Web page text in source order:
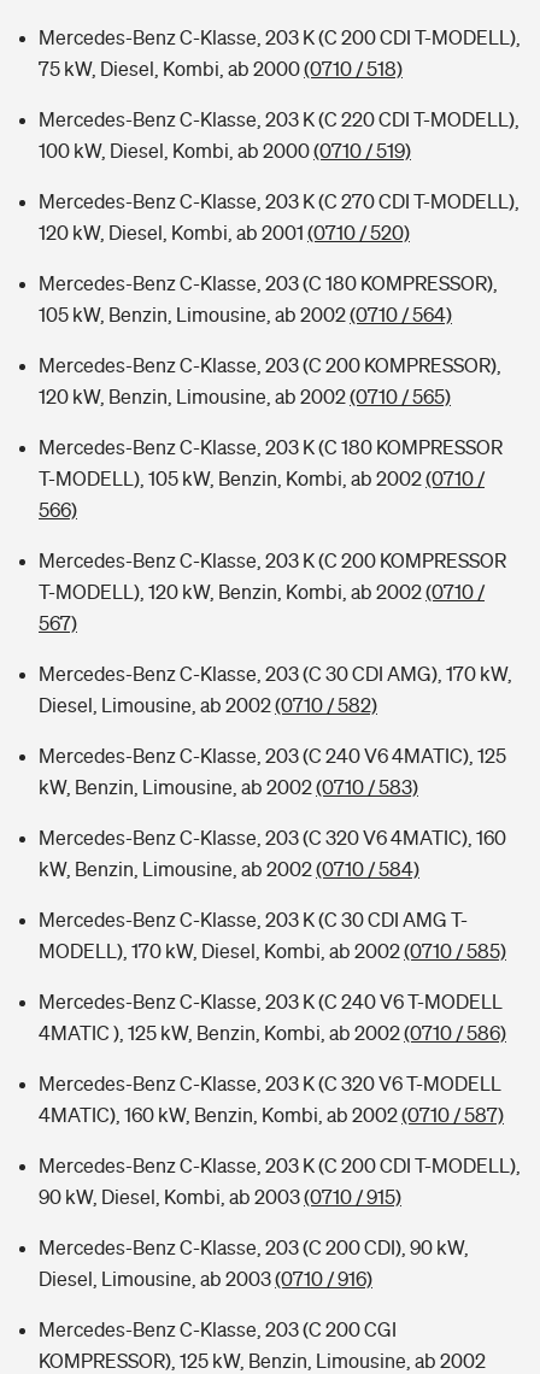
Mercedes-Benz C-Klasse, 203 K (C 200 CDI T-MODELL),
75 kW, Diesel, Kombi, ab 2000(0710 / 518)
Mercedes-Benz C-Klasse, 203 K (C 220 CDI T-MODELL),
100 kW, Diesel, Kombi, ab 2000(0710 / 519)
Mercedes-Benz C-Klasse, 203 K (C 270 CDI T-MODELL),
120 kW, Diesel, Kombi, ab 2001 (0710 / 520)
Mercedes-Benz C-Klasse, 203 (C 180 KOMPRESSOR),
105 kW, Benzin, Limousine, ab 2002(0710 / 564)
Mercedes-Benz C-Klasse, 203 (C 200 KOMPRESSOR),
120 kW, Benzin, Limousine, ab 2002(0710 / 565)
Mercedes-Benz C-Klasse, 203 K (C 180 KOMPRESSOR
T-MODELL), 105 kW, Benzin, Kombi, ab 2002(0710 /
566)
Mercedes-Benz C-Klasse, 203 K (C 200 KOMPRESSOR
T-MODELL), 120 kW, Benzin, Kombi, ab 2002(0710 /
567)
Mercedes-Benz C-Klasse, 203 (C 30 CDI AMG), 170 kW,
Diesel, Limousine, ab 2002(0710 / 582)
Mercedes-Benz C-Klasse, 203 (C 240 V6 4MATIC), 125
kW, Benzin, Limousine, ab 2002(0710 / 583)
Mercedes-Benz C-Klasse, 203 (C 320 V6 4MATIC), 160
kW, Benzin, Limousine, ab 2002(0710 / 584)
Mercedes-Benz C-Klasse, 203 K (C 30 CDI AMG T-
MODELL), 170 kW, Diesel, Kombi, ab 2002(0710 / 585)
Mercedes-Benz C-Klasse, 203 K (C 240 V6 T-MODELL
4MATIC ), 125 kW, Benzin, Kombi, ab 2002(0710 / 586)
Mercedes-Benz C-Klasse, 203 K (C 320 V6 T-MODELL
4MATIC), 160 kW, Benzin, Kombi, ab 2002(0710 / 587)
Mercedes-Benz C-Klasse, 203 K (C 200 CDI T-MODELL),
90 kW, Diesel, Kombi, ab 2003(0710 / 915)
Mercedes-Benz C-Klasse, 203 (C 200 CDI), 90 kW,
Diesel, Limousine, ab 2003(0710 / 916)
Mercedes-Benz C-Klasse, 203 (C 200 CGI
KOMPRESSOR), 125 kW, Benzin, Limousine, ab 2002